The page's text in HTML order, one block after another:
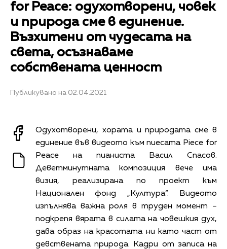
for Peace: одухотворени, човек
и природа сме в единение.
Възхитени от чудесата на
света, осъзнаваме
собствената ценност
Публикувано на 02.04.2021
Одухотворени, хората и природата сме в
единение във видеото към пиесата Piece for
Peace на пианиста Васил Спасов.
Деветминутната композиция вече има
визия, реализирана по проект към
Национален фонд „Култура“. Видеото
изпълнява важна роля в труден момент –
подкрепя вярата в силата на човешкия дух,
дава образ на красотата ни като част от
девствената природа. Кадри от записа на